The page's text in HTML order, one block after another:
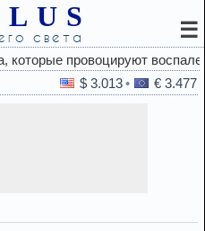
света ☰
воспаления
$ 3.013 € 3.477